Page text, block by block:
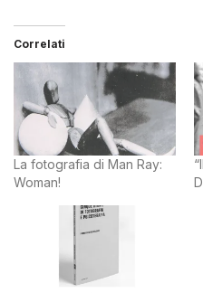
Correlati
La fotografia di Man Ray:
Woman!